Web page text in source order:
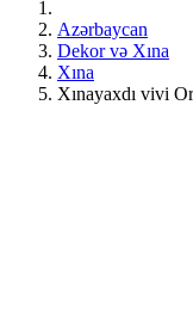
Azərbaycan
Dekor və Xına
Xına
Xınayaxdı vivi